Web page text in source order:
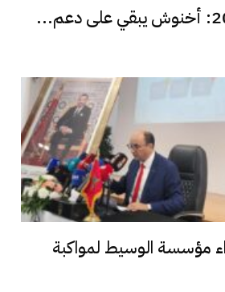
مؤسسة الوسيط لمواكبة